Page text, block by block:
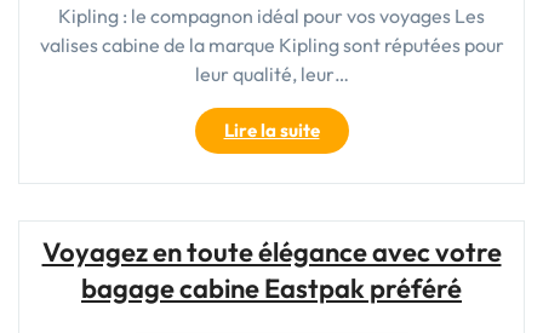
Kipling : le compagnon idéal pour vos voyages Les
valises cabine de la marque Kipling sont réputées pour
leur qualité, leur…
Lire la suite"Voyagez
avec
Style
les
Valises
Voyagez en toute élégance avec votre
bagage cabine Eastpak préféré